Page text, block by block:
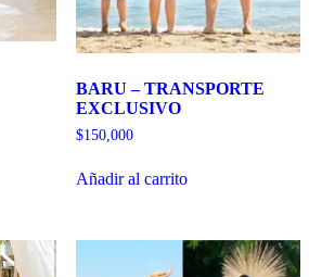
BARU – TRANSPORTE
EXCLUSIVO
$150,000
Añadir al carrito